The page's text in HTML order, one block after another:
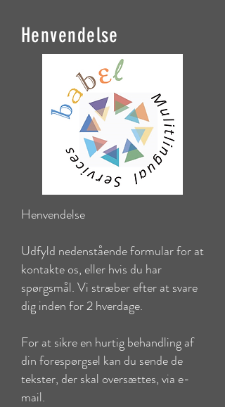
Henvendelse
Henvendelse
Udfyld nedenstående formular for at
kontakte os, eller hvis du har
spørgsmål. Vi stræber efter at svare
dig inden for 2 hverdage.
For at sikre en hurtig behandling af
din forespørgsel kan du sende de
tekster, der skal oversættes, via e-
mail.